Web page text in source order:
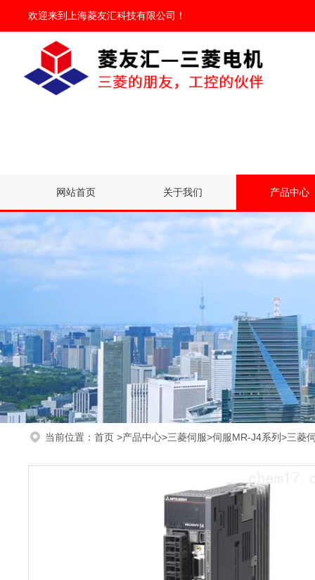
欢迎来到 上海菱友汇科技有限公司 ！
网站首页 关于我们 产品中心
当前位置： 首页 >产品中心>三菱伺服>伺服MR-J4系列>三菱